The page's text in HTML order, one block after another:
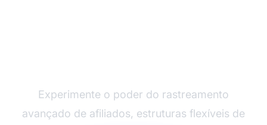
Experimente o poder do rastreamento
avançado de afiliados, estruturas flexíveis de